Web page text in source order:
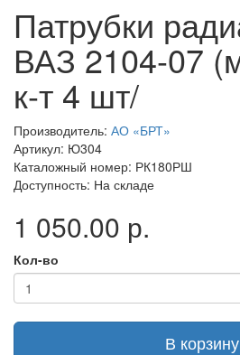
Патрубки
ВАЗ 2104-07
к-т 4 шт/
Производитель: АО «БРТ»
Артикул: Ю304
Каталожный номер: РК180РШ
Доступность: На складе
1 050.00 р.
Кол-во
В корзину